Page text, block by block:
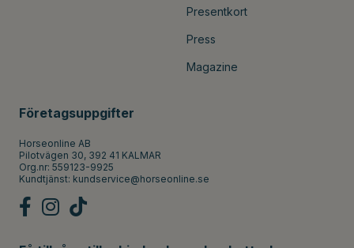
Presentkort
Press
Magazine
Företagsuppgifter
Horseonline AB
Pilotvägen 30, 392 41 KALMAR
Org.nr: 559123-9925
Kundtjänst: kundservice@horseonline.se